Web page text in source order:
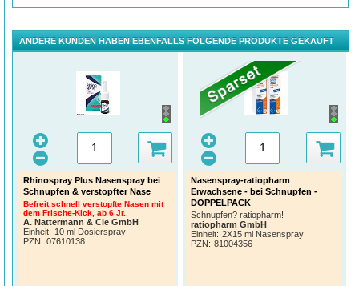
ANDERE KUNDEN HABEN EBENFALLS FOLGENDE PRODUKTE GEKAUFT
Rhinospray Plus Nasenspray bei
Schnupfen & verstopfter Nase
Befreit schnell verstopfte Nasen mit
dem Frische-Kick, ab 6 Jr.
A. Nattermann & Cie GmbH
Einheit: 10 ml Dosierspray
PZN: 07610138
Nasenspray-ratiopharm
Erwachsene - bei Schnupfen -
DOPPELPACK
Schnupfen? ratiopharm!
ratiopharm GmbH
Einheit: 2X15 ml Nasenspray
PZN: 81004356